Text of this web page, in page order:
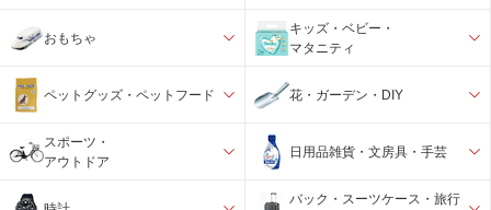
おもちゃ
キッズ・ベビー・
マタニティ
ペットグッズ・ペットフード 花・ガーデン・DIY
スポーツ・
アウトドア
日用品雑貨・文房具・手芸
バック・スーツケース・旅行